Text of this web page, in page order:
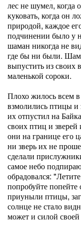
лес не шумел, когда
куковать, когда он
природой, каждое
подчинении было у
шаман никогда не
где бы ни были.
выпустить из своих
маленькой сороки.
Плохо жилось всем
взмолились птицы и
их отпустил на
своих птиц и
они на границе его
ни зверь их не
сделали
самое небо
обрадовался:
попробуйте попейте
приуныли птицы,
солнце не стало
может и силой